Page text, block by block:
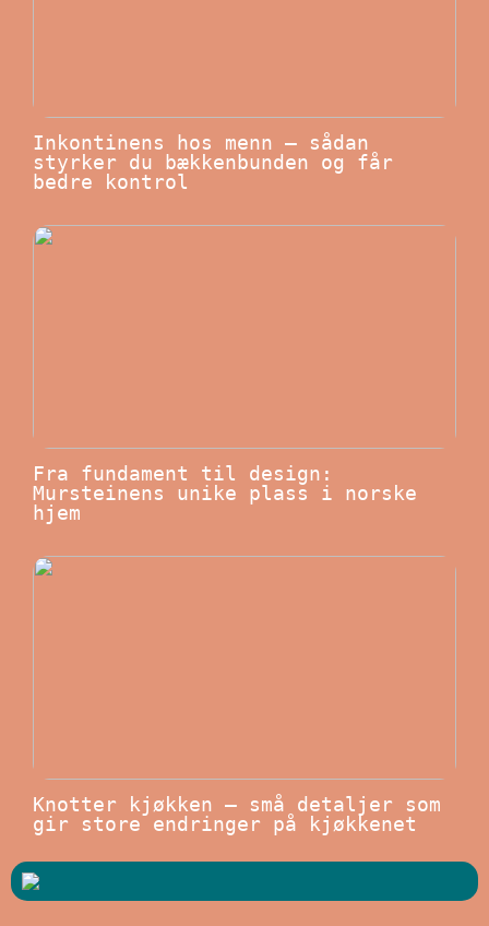
Inkontinens hos menn – sådan
styrker du bækkenbunden og får
bedre kontrol
Fra fundament til design:
Mursteinens unike plass i norske
hjem
Knotter kjøkken – små detaljer som
gir store endringer på kjøkkenet